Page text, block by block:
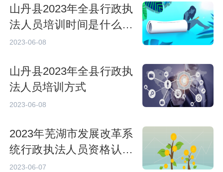
山丹县2023年全县行政执
法人员培训时间是什么时
候？
2023-06-08
山丹县2023年全县行政执
法人员培训方式
2023-06-08
2023年芜湖市发展改革系
统行政执法人员资格认证
专门法律知识考试对象
2023-06-07